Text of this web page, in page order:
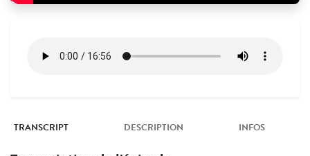
TRANSCRIPT DESCRIPTION INFOS